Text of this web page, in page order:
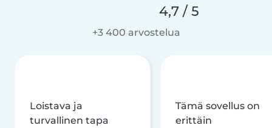
4,7 / 5
+3 400 arvostelua
Loistava ja
turvallinen tapa
Tämä sovellus on
erittäin